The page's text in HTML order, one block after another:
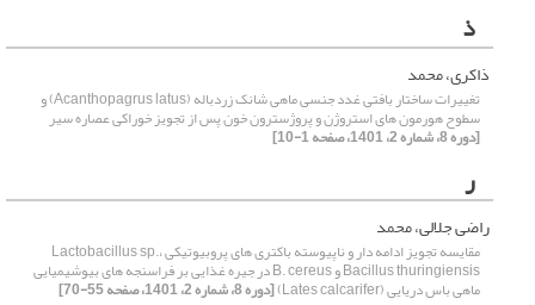
ذ
ذاکری، محمد
تغییرات ساختار بافتی غدد جنسی ماهی شانک زردباله (Acanthopagrus latus) و
سطوح هورمون های استروژن و پروژسترون خون پس از تجویز خوراکی عصاره سیر
[دوره 8، شماره 2، 1401، صفحه 1-10]
ر
راضی جلالی، محمد
مقایسه تجویز ادامه دار و ناپیوسته باکتری های پروبیوتیکی Lactobacillus sp.،
Bacillus thuringiensis و B. cereus در جیره غذایی بر فراسنجه های بیوشیمیایی
ماهی ‌باس دریایی (Lates calcarifer) [دوره 8، شماره 2، 1401، صفحه 55-70]